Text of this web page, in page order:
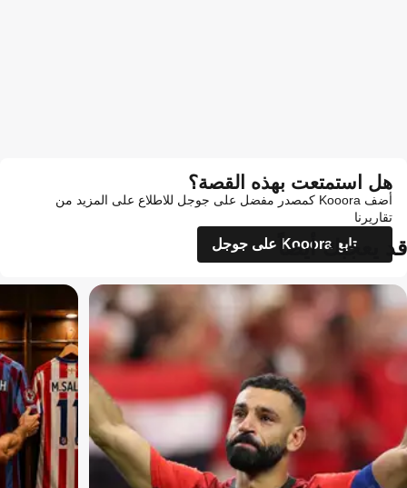
هل استمتعت بهذه القصة؟
أضف Kooora كمصدر مفضل على جوجل للاطلاع على المزيد من
تقاريرنا
تابع Kooora على جوجل
قد يعجبك أيضاً